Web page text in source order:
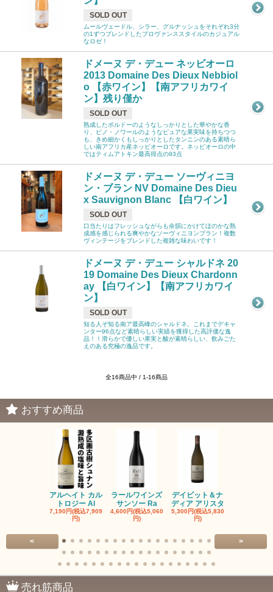
SOLD OUT
ムールヴェードル、シラー、グルナッシュをそれぞれ3分
の1ずつブレンドしたプロヴァンススタイルのカジュアル
なロゼ！
ドメーヌ デ・デュー ネッビオーロ
2013 Domaine Des Dieux Nebbiol
o 【赤ワイン】【南アフリカワイ
ン】残り僅か
SOLD OUT
熟成したボルドーのようなしっかりとした華やかな香
り、ピノ・ノワールのようなピュアな果実味を持ちつつ
も、きめ細かくもしっかりとしたタンニンのある素晴ら
しい南アフリカ産ネッビオーロです。ネッビオーロの中
ではティムアトキン最高得点の93点
ドメーヌ デ・デュー ソーヴィニヨ
ン・ブラン NV Domaine Des Dieu
x Sauvignon Blanc 【白ワイン】
SOLD OUT
口当たりはフレッシュながらも余韻にかけてほのかな熟
成感を感じられる爽やかなソーヴィニヨンブラン！複数
ヴィンテージをブレンドした複雑な味わいです！
ドメーヌ デ・デュー シャルドネ 20
19 Domaine Des Dieux Chardonn
ay 【白ワイン】【南アフリカワイ
ン】
SOLD OUT
知る人ぞ知る南ア最高峰のシャルドネ。これまでデキャ
ンター96点など素晴らしい実績を獲得した高評価な逸
品！！滑らかで優しい果実と酸が素晴らしい、飲みごた
えのある究極の逸品です。
全16商品中 / 1-16商品
おすすめ商品
アルヘイト カル
トロジー Al
7,190円(税込7,909
円)
ラールワインズ
サンソー Ra
4,600円(税込5,060
円)
デイビット＆ナ
ディア アリスタ
5,300円(税込5,830
円)
< >
売れ筋商品